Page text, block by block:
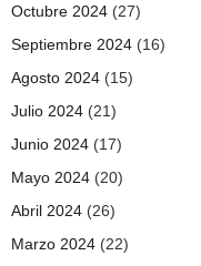
Octubre 2024 (27)
Septiembre 2024 (16)
Agosto 2024 (15)
Julio 2024 (21)
Junio 2024 (17)
Mayo 2024 (20)
Abril 2024 (26)
Marzo 2024 (22)